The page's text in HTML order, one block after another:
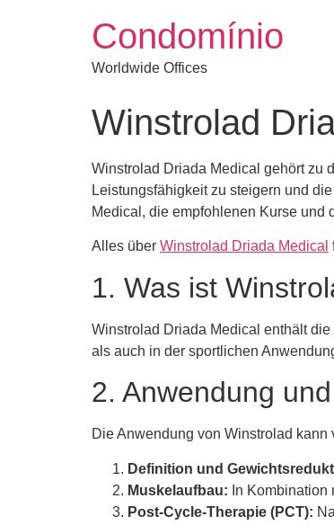
Condomínio
Worldwide Offices
Winstrolad
Winstrolad Driada Medical gehört zu
Leistungsfähigkeit zu steigern und
Medical, die empfohlenen Kurse und
Alles über Winstrolad Driada Medical
1. Was ist
Winstrolad Driada Medical enthält
als auch in der sportlichen
2. Anwendung
Die Anwendung von Winstrolad
Definition und
Muskelaufbau: In
Post-Cycle-Therapie (PCT):